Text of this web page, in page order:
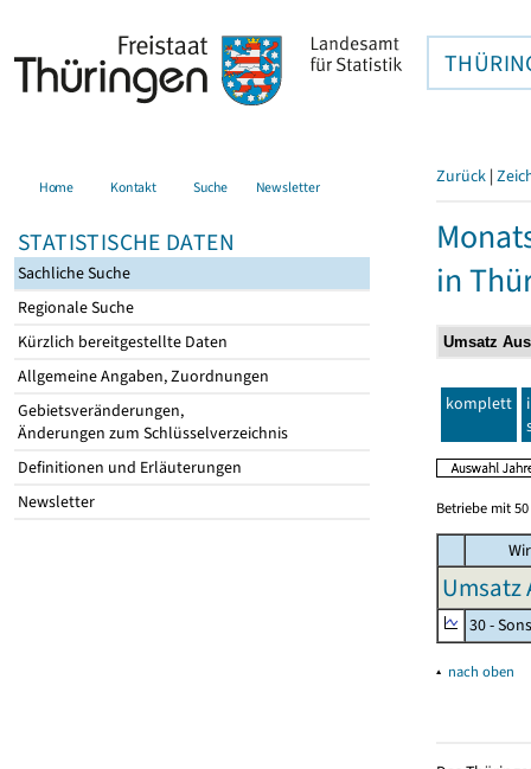
Home Kontakt Suche Newsletter
STATISTISCHE DATEN
Sachliche Suche
Regionale Suche
Kürzlich bereitgestellte Daten
Allgemeine Angaben, Zuordnungen
Gebietsveränderungen,
Änderungen zum Schlüsselverzeichnis
Definitionen und Erläuterungen
Newsletter
Zurück |
in
komplett
Betriebe mit
Umsatz
30 -
▴ nach oben